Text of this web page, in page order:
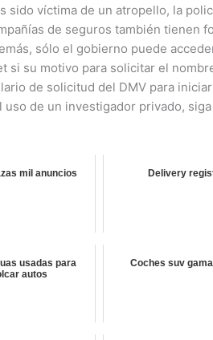
sido víctima de un atropello, la
de seguros también tienen
sólo el gobierno puede
si su motivo para solicitar el
de solicitud del DMV para
de un investigador privado,
mil anuncios Delivery
usadas para
autos
Coches suv